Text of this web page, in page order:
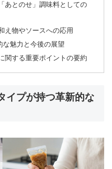
あとのせ」調味料としての
え物やソースへの応用
な魅力と今後の展望
関する重要ポイントの要約
イプが持つ革新的な